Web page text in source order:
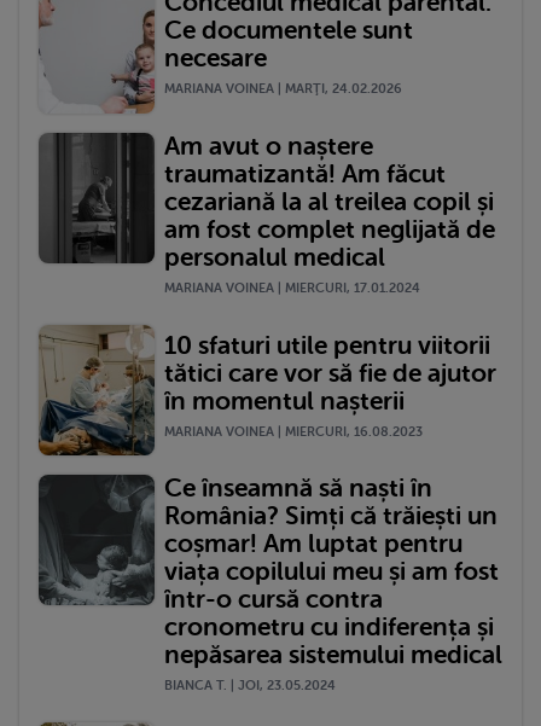
Ce documentele sunt
necesare
MARIANA VOINEA | MARŢI, 24.02.2026
Am avut o naștere
traumatizantă! Am făcut
cezariană la al treilea copil și
am fost complet neglijată de
personalul medical
MARIANA VOINEA | MIERCURI, 17.01.2024
10 sfaturi utile pentru viitorii
tătici care vor să fie de ajutor
în momentul nașterii
MARIANA VOINEA | MIERCURI, 16.08.2023
Ce înseamnă să naști în
România? Simți că trăiești un
coșmar! Am luptat pentru
viața copilului meu și am fost
într-o cursă contra
cronometru cu indiferența și
nepăsarea sistemului medical
BIANCA T. | JOI, 23.05.2024